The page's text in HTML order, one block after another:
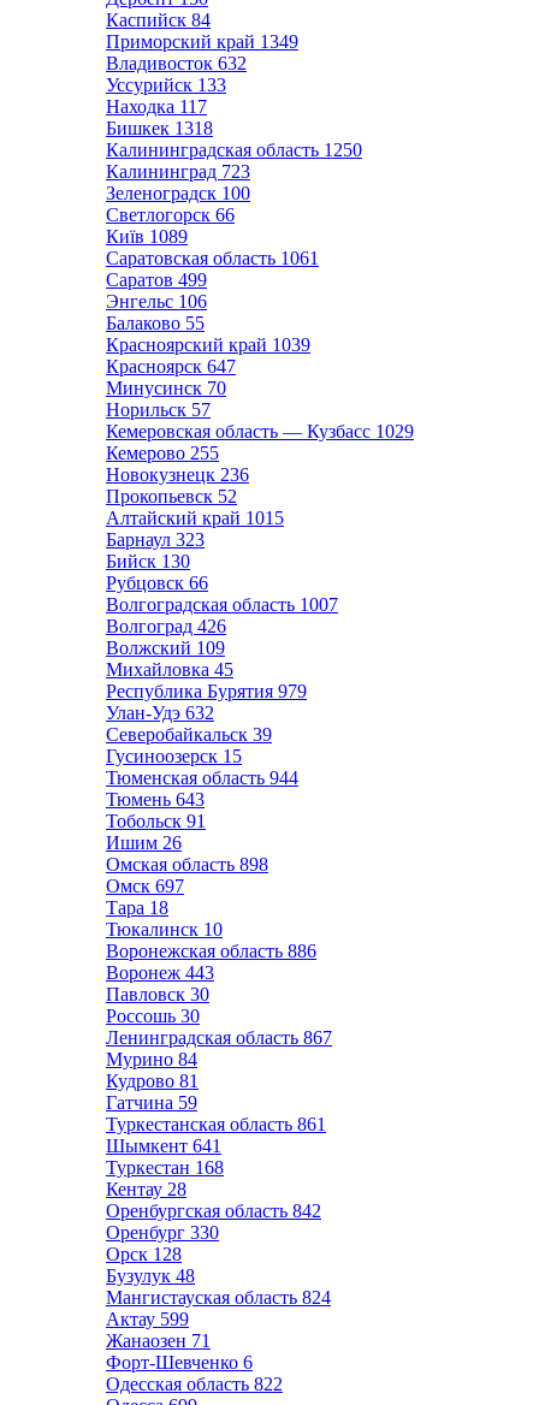
Каспийск 84
Приморский край 1349
Владивосток 632
Уссурийск 133
Находка 117
Бишкек 1318
Калининградская область 1250
Калининград 723
Зеленоградск 100
Светлогорск 66
Київ 1089
Саратовская область 1061
Саратов 499
Энгельс 106
Балаково 55
Красноярский край 1039
Красноярск 647
Минусинск 70
Норильск 57
Кемеровская область — Кузбасс 1029
Кемерово 255
Новокузнецк 236
Прокопьевск 52
Алтайский край 1015
Барнаул 323
Бийск 130
Рубцовск 66
Волгоградская область 1007
Волгоград 426
Волжский 109
Михайловка 45
Республика Бурятия 979
Улан-Удэ 632
Северобайкальск 39
Гусиноозерск 15
Тюменская область 944
Тюмень 643
Тобольск 91
Ишим 26
Омская область 898
Омск 697
Тара 18
Тюкалинск 10
Воронежская область 886
Воронеж 443
Павловск 30
Россошь 30
Ленинградская область 867
Мурино 84
Кудрово 81
Гатчина 59
Туркестанская область 861
Шымкент 641
Туркестан 168
Кентау 28
Оренбургская область 842
Оренбург 330
Орск 128
Бузулук 48
Мангистауская область 824
Актау 599
Жанаозен 71
Форт-Шевченко 6
Одесская область 822